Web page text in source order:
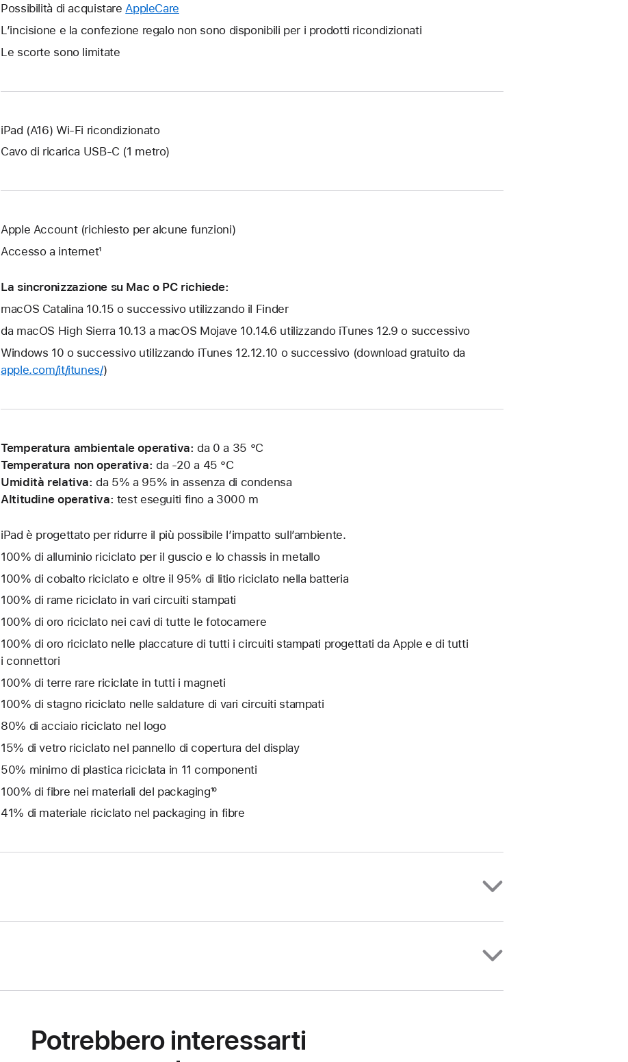
finestra.
finestra.
Possibilità di acquistare AppleCare
aperta
L’incisione e la confezione regalo non sono disponibili per i prodotti ricondizionati
Le scorte sono limitate
iPad (A16) Wi‑Fi ricondizionato
Cavo di ricarica USB‑C (1 metro)
Apple Account (richiesto per alcune funzioni)
Accesso a internet¹
La sincronizzazione su Mac o PC richiede:
macOS Catalina 10.15 o successivo utilizzando il Finder
da macOS High Sierra 10.13 a macOS Mojave 10.14.6 utilizzando iTunes 12.9 o successivo
Windows 10 o successivo utilizzando iTunes 12.12.10 o successivo (download gratuito da
apple.com/it/itunes/)
Temperatura ambientale operativa: da 0 a 35 °C
Temperatura non operativa: da -20 a 45 °C
Umidità relativa: da 5% a 95% in assenza di condensa
Altitudine operativa: test eseguiti fino a 3000 m
iPad è progettato per ridurre il più possibile l’impatto sull’ambiente.
100% di alluminio riciclato per il guscio e lo chassis in metallo
100% di cobalto riciclato e oltre il 95% di litio riciclato nella batteria
100% di rame riciclato in vari circuiti stampati
100% di oro riciclato nei cavi di tutte le fotocamere
100% di oro riciclato nelle placcature di tutti i circuiti stampati progettati da Apple e di tutti
i connettori
100% di terre rare riciclate in tutti i magneti
100% di stagno riciclato nelle saldature di vari circuiti stampati
80% di acciaio riciclato nel logo
15% di vetro riciclato nel pannello di copertura del display
50% minimo di plastica riciclata in 11 componenti
100% di fibre nei materiali del packaging¹⁰
41% di materiale riciclato nel packaging in fibre
Potrebbero interessarti